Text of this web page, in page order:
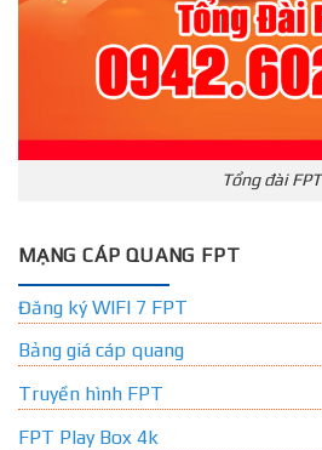
Tổng đài FPT
MẠNG CÁP QUANG FPT
Đăng ký WIFI 7 FPT
Bảng giá cáp quang
Truyền hình FPT
FPT Play Box 4k